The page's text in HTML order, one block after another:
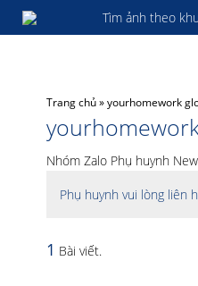
Tìm ảnh theo
Trang chủ»yourhomework
Nhóm Zalo Phụ huynh
Phụ huynh vui lòng liên
1 Bài viết.